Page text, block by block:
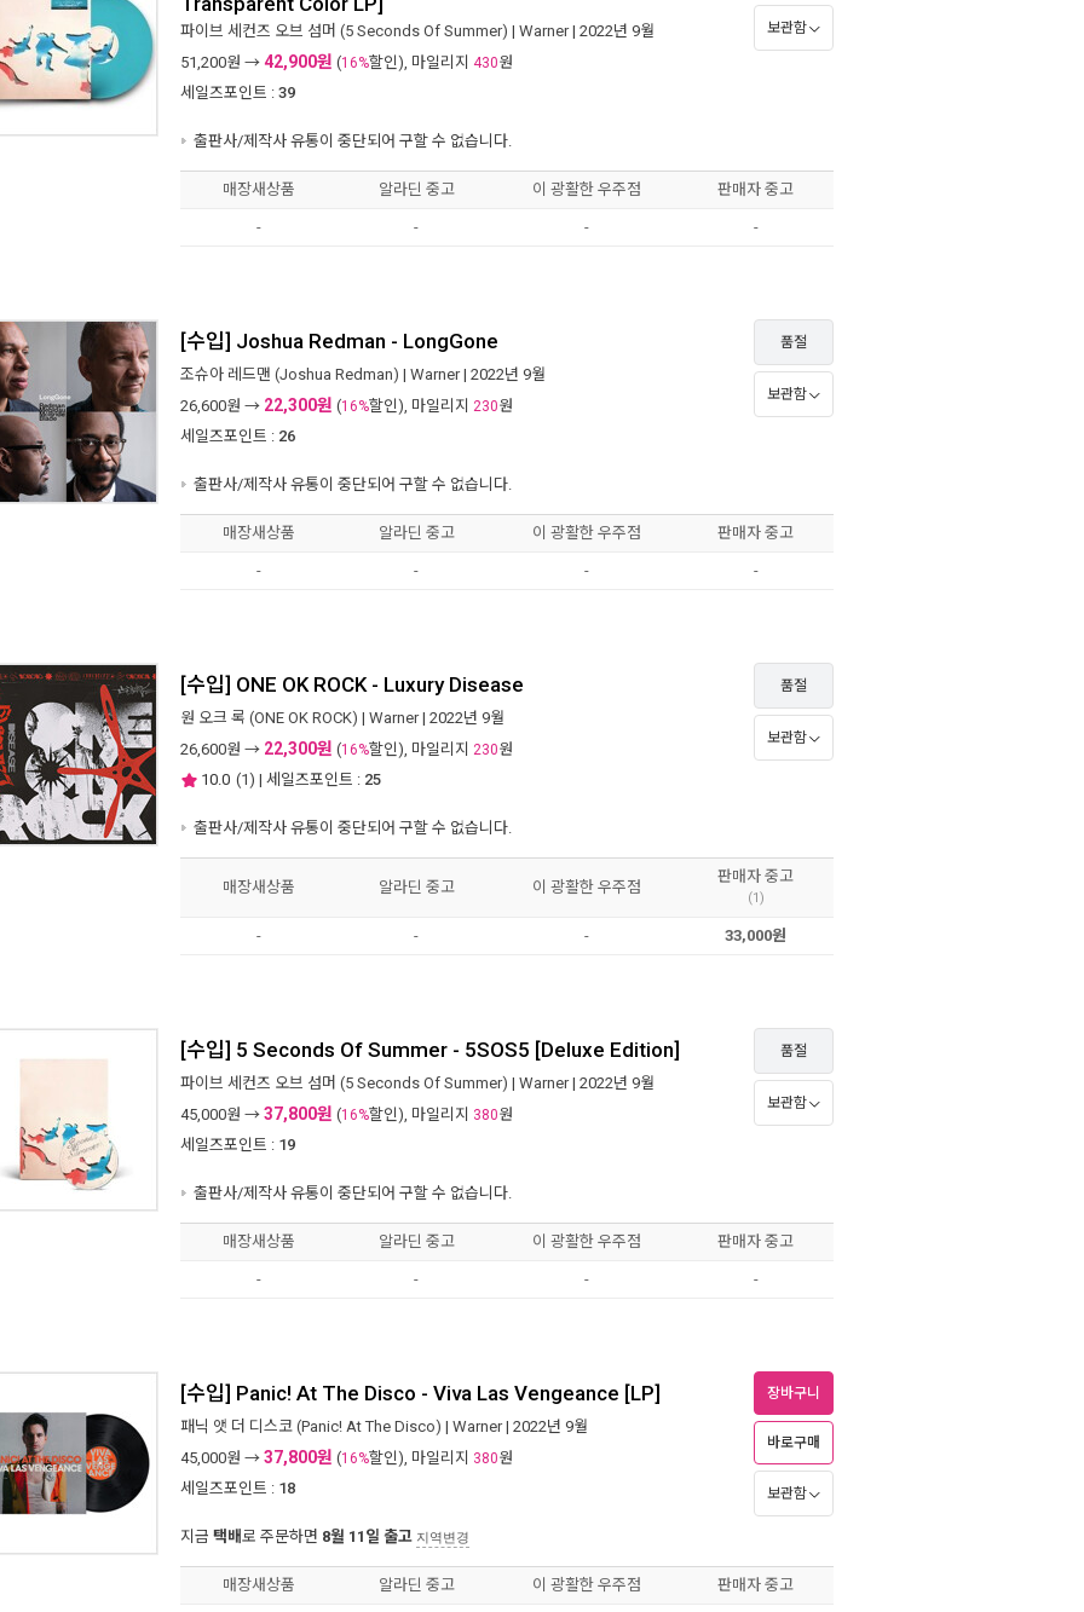
파이브 세컨즈 오브 섬머 (5 Seconds Of Summer) | Warner| 2022년 9월
51,200원 → 42,900원 (16%할인), 마일리지 430원
세일즈포인트 : 39
출판사/제작사 유통이 중단되어 구할 수 없습니다.
보관함
매장새상품 알라딘 중고 이 광활한 우주점 판매자 중고
- - - -
[수입] Joshua Redman - LongGone
조슈아 레드맨 (Joshua Redman) | Warner| 2022년 9월
26,600원 → 22,300원 (16%할인), 마일리지 230원
세일즈포인트 : 26
출판사/제작사 유통이 중단되어 구할 수 없습니다.
품절
보관함
매장새상품 알라딘 중고 이 광활한 우주점 판매자 중고
- - - -
[수입] ONE OK ROCK - Luxury Disease
원 오크 록 (ONE OK ROCK) | Warner| 2022년 9월
26,600원 → 22,300원 (16%할인), 마일리지 230원
10.0 (1) | 세일즈포인트 : 25
출판사/제작사 유통이 중단되어 구할 수 없습니다.
품절
보관함
매장새상품 알라딘 중고 이 광활한 우주점
판매자 중고
(1)
- - - 33,000원
[수입] 5 Seconds Of Summer - 5SOS5 [Deluxe Edition]
파이브 세컨즈 오브 섬머 (5 Seconds Of Summer) | Warner| 2022년 9월
45,000원 → 37,800원 (16%할인), 마일리지 380원
세일즈포인트 : 19
출판사/제작사 유통이 중단되어 구할 수 없습니다.
품절
보관함
매장새상품 알라딘 중고 이 광활한 우주점 판매자 중고
- - - -
[수입] Panic! At The Disco - Viva Las Vengeance [LP]
패닉 앳 더 디스코 (Panic! At The Disco) | Warner| 2022년 9월
45,000원 → 37,800원 (16%할인), 마일리지 380원
세일즈포인트 : 18
지금 택배로 주문하면 8월 11일 출고 지역변경
장바구니
바로구매
보관함
매장새상품 알라딘 중고 이 광활한 우주점 판매자 중고